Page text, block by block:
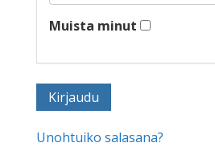
Muista minut
Unohtuiko salasana?